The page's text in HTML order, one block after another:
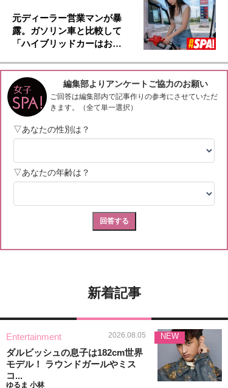
元ディーラー営業マンが暴
露。ガソリン車と比較して
「ハイブリッドカーはお…
新着記事
Entertainment 2026.08.05
ダルビッシュの息子は182cm世界
モデル！ ラウンドガールやミス
コ...
ゆるま 小林
NEW